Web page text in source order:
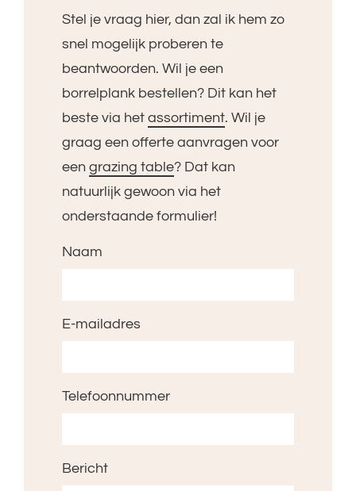
Stel je vraag hier, dan zal ik hem zo
snel mogelijk proberen te
beantwoorden. Wil je een
borrelplank bestellen? Dit kan het
beste via het assortiment. Wil je
graag een offerte aanvragen voor
een grazing table? Dat kan
natuurlijk gewoon via het
onderstaande formulier!
Naam
E-mailadres
Telefoonnummer
Bericht